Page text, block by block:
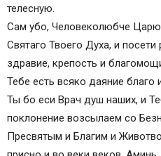
телесную.
Сам убо, Человеколюбче
Святаго Твоего Духа, и
здравие, крепость и
Тебе есть всяко даяние благо
Ты бо еси Врач душ наших, и
поклонение возсылаем со
Пресвятым и Благим и